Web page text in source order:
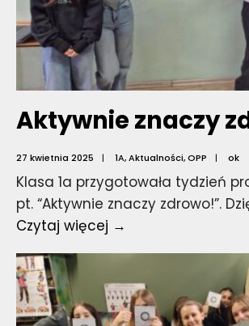
Aktywnie znaczy
27 kwietnia 2025 | 1A,Aktualności,OPP | ok
Klasa 1a przygotowała tydzień
pt. “Aktywnie znaczy zdrowo!”.
Czytaj więcej →